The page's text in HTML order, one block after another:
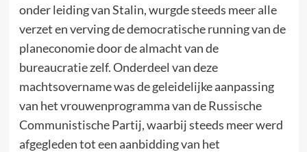
onder leiding van Stalin, wurgde steeds meer alle
verzet en verving de democratische running van de
planeconomie door de almacht van de
bureaucratie zelf. Onderdeel van deze
machtsovername was de geleidelijke aanpassing
van het vrouwenprogramma van de Russische
Communistische Partij, waarbij steeds meer werd
afgegleden tot een aanbidding van het